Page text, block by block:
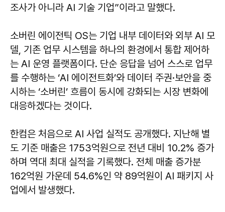
조사가 아니라 AI 기술 기업”이라고 말했다.
소버린 에이전틱 OS는 기업 내부 데이터와 외부 AI 모
델, 기존 업무 시스템을 하나의 환경에서 통합 제어하
는 AI 운영 플랫폼이다. 단순 응답을 넘어 스스로 업무
를 수행하는 ‘AI 에이전트화’와 데이터 주권·보안을 중
시하는 ‘소버린’ 흐름이 동시에 강화되는 시장 변화에
대응하겠다는 것이다.
한컴은 처음으로 AI 사업 실적도 공개했다. 지난해 별
도 기준 매출은 1753억원으로 전년 대비 10.2% 증가
하며 역대 최대 실적을 기록했다. 전체 매출 증가분
162억원 가운데 54.6%인 약 89억원이 AI 패키지 사
업에서 발생했다.